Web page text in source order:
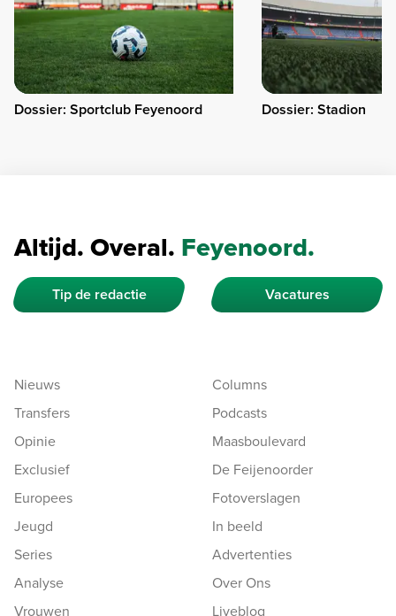
Dossier: Sportclub Feyenoord Dossier: Stadion
Altijd. Overal. Feyenoord.
Tip de redactie Vacatures
Nieuws
Transfers
Opinie
Exclusief
Europees
Jeugd
Series
Analyse
Vrouwen
Columns
Podcasts
Maasboulevard
De Feijenoorder
Fotoverslagen
In beeld
Advertenties
Over Ons
Liveblog